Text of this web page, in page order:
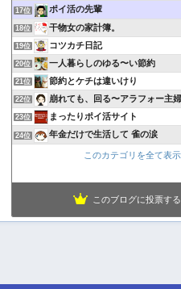
17位 ポイ活の先輩
18位 干物女の家計簿。
19位 コツカチ日記
20位 一人暮らしのゆる〜い節約
21位 節約とケチは違いけり
22位 崩れても、回る〜アラフォー主婦
23位 まったりポイ活サイト
24位 年金だけで生活して 雀の涙
このカテゴリを全て表示
このブログに投票する